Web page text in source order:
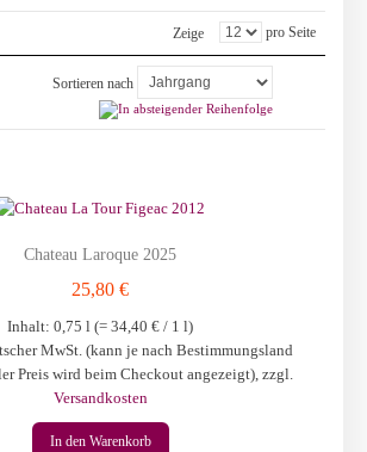
Zeige pro Seite
Sortieren nach
Chateau Laroque 2025
25,80 €
Inhalt: 0,75 l (= 34,40 € / 1 l)
MwSt. (kann je nach Bestimmungsland
Preis wird beim Checkout angezeigt), zzgl.
Versandkosten
In den Warenkorb